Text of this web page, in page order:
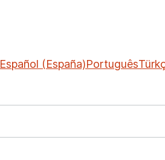
Español (España)Português